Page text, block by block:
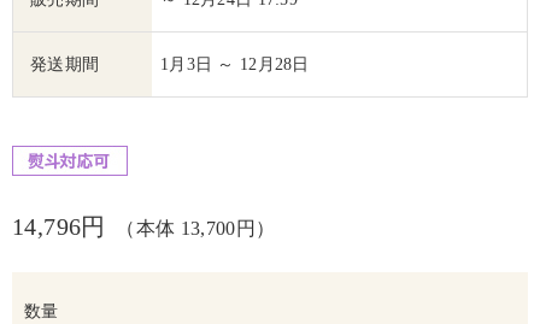
発送期間 1月3日 ～ 12月28日
14,796円 （本体 13,700円）
数量